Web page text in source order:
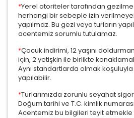
*Yerel otoriteler tarafından
herhangi bir sebeple izin
yapılmaz. Bu gezi veya turların
acentemiz sorumlu tutulamaz.
*Çocuk indirimi, 12 yaşını
için, 2 yetişkin ile birlikte
Aynı standartlarda olmak
yapılabilir.
*Turlarımızda zorunlu seyahat
Doğum tarihi ve T.C. kimlik
Acentemiz bu bilgileri teyit